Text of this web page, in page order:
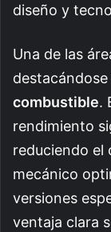
diseño y
Una de las
destacándose
combustible.
rendimiento
reduciendo el
mecánico
versiones
ventaja clara